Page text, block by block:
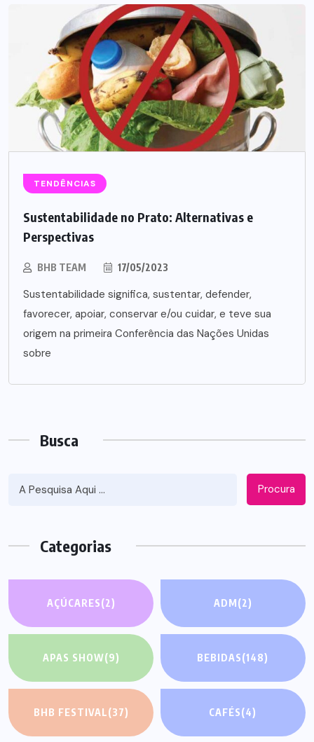
TENDÊNCIAS
Sustentabilidade no Prato: Alternativas e
Perspectivas
BHB TEAM 17/05/2023
Sustentabilidade significa, sustentar, defender,
favorecer, apoiar, conservar e/ou cuidar, e teve sua
origem na primeira Conferência das Nações Unidas
sobre
Busca
Procura
Categorias
AÇÚCARES(2) ADM(2)
APAS SHOW(9) BEBIDAS(148)
BHB FESTIVAL(37) CAFÉS(4)